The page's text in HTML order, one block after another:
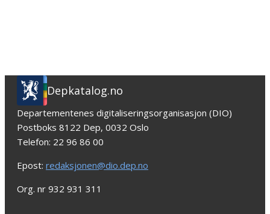
Depkatalog.no
Departementenes digitaliseringsorganisasjon (DIO)
Postboks 8122 Dep, 0032 Oslo
Telefon: 22 96 86 00
Epost: redaksjonen@dio.dep.no
Org. nr 932 931 311